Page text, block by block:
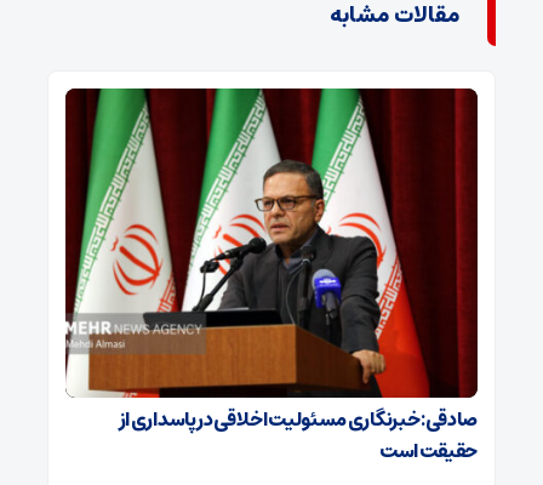
مقالات مشابه
صادقی: خبرنگاری مسئولیت اخلاقی در پاسداری از
حقیقت است